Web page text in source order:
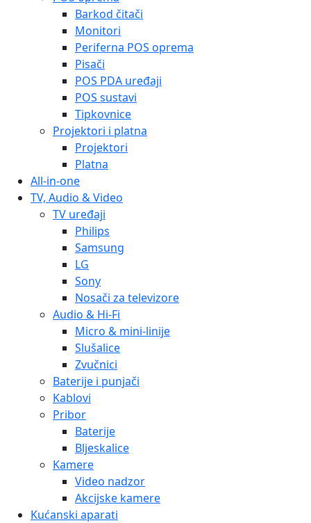
Barkod čitači
Monitori
Periferna POS oprema
Pisači
POS PDA uređaji
POS sustavi
Tipkovnice
Projektori i platna
Projektori
Platna
All-in-one
TV, Audio & Video
TV uređaji
Philips
Samsung
LG
Sony
Nosači za televizore
Audio & Hi-Fi
Micro & mini-linije
Slušalice
Zvučnici
Baterije i punjači
Kablovi
Pribor
Baterije
Bljeskalice
Kamere
Video nadzor
Akcijske kamere
Kućanski aparati